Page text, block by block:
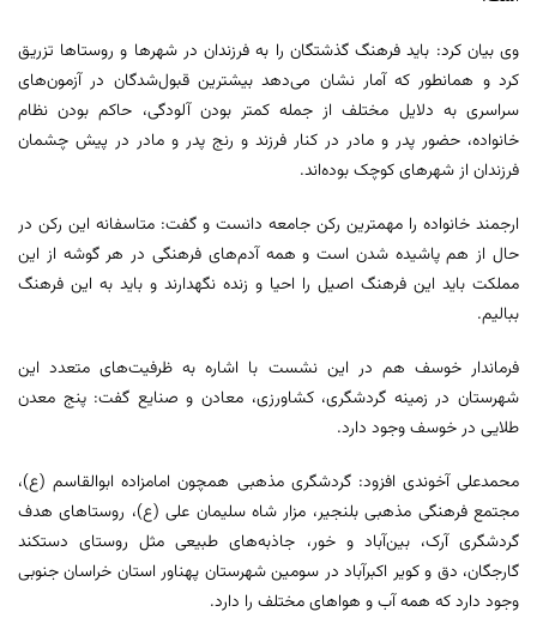
وی بیان کرد: باید فرهنگ گذشتگان را به فرزندان در شهرها و روستاها تزریق
کرد و همانطور که آمار نشان می‌دهد بیشترین قبول‌شدگان در آزمون‌های
سراسری به دلایل مختلف از جمله کمتر بودن آلودگی، حاکم بودن نظام
خانواده، حضور پدر و مادر در کنار فرزند و رنج پدر و مادر در پیش چشمان
فرزندان از شهرهای کوچک بوده‌اند.
ارجمند خانواده را مهمترین رکن جامعه دانست و گفت: متاسفانه این رکن در
حال از هم پاشیده شدن است و همه آدم‌های فرهنگی در هر گوشه از این
مملکت باید این فرهنگ اصیل را احیا و زنده نگهدارند و باید به این فرهنگ
ببالیم.
فرماندار خوسف هم در این نشست با اشاره به ظرفیت‌های متعدد این
شهرستان در زمینه گردشگری، کشاورزی، معادن و صنایع گفت: پنج معدن
طلایی در خوسف وجود دارد.
محمدعلی آخوندی افزود: گردشگری مذهبی همچون امامزاده ابوالقاسم (ع)،
مجتمع فرهنگی مذهبی بلنجیر، مزار شاه سلیمان علی (ع)، روستاهای هدف
گردشگری آرک، بین‌آباد و خور، جاذبه‌های طبیعی مثل روستای دستکند
گارجگان، دق و کویر اکبرآباد در سومین شهرستان پهناور استان خراسان جنوبی
وجود دارد که همه آب و هواهای مختلف را دارد.